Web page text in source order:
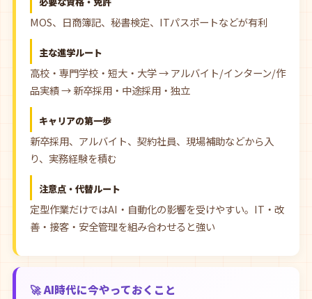
MOS、日商簿記、秘書検定、ITパスポートなどが有利
主な進学ルート
高校・専門学校・短大・大学 → アルバイト/インターン/作
品実績 → 新卒採用・中途採用・独立
キャリアの第一歩
新卒採用、アルバイト、契約社員、現場補助などから入
り、実務経験を積む
注意点・代替ルート
定型作業だけではAI・自動化の影響を受けやすい。IT・改
善・接客・安全管理を組み合わせると強い
🚀 AI時代に今やっておくこと